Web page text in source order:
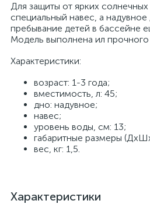
Для защиты от ярких
специальный навес, а надувное
пребывание детей в бассейне
Модель выполнена ил
Характеристики:
возраст: 1-3 года;
вместимость, л: 45;
дно: надувное;
навес;
уровень воды, см: 13;
габаритные размеры
вес, кг: 1,5.
Характеристики